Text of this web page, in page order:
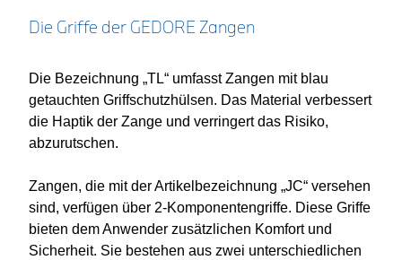
Die Griffe der GEDORE Zangen
Die Bezeichnung „TL“ umfasst Zangen mit blau
getauchten Griffschutzhülsen. Das Material verbessert
die Haptik der Zange und verringert das Risiko,
abzurutschen.
Zangen, die mit der Artikelbezeichnung „JC“ versehen
sind, verfügen über 2-Komponentengriffe. Diese Griffe
bieten dem Anwender zusätzlichen Komfort und
Sicherheit. Sie bestehen aus zwei unterschiedlichen